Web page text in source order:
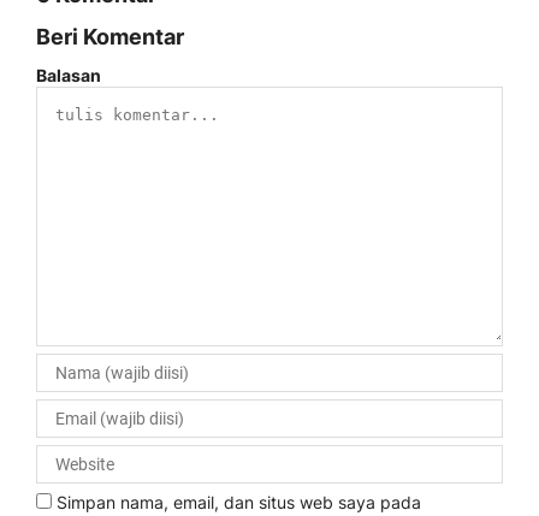
Beri Komentar
Balasan
Simpan nama, email, dan situs web saya pada